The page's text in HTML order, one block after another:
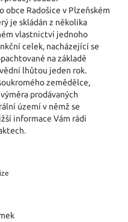
obce Radošice v Plzeňském
je skládán z několika
vlastnictví jednoho
celek, nacházející se
na základě
lhůtou jeden rok.
zemědělce,
prodávaných
území v němž se
informace Vám rádi